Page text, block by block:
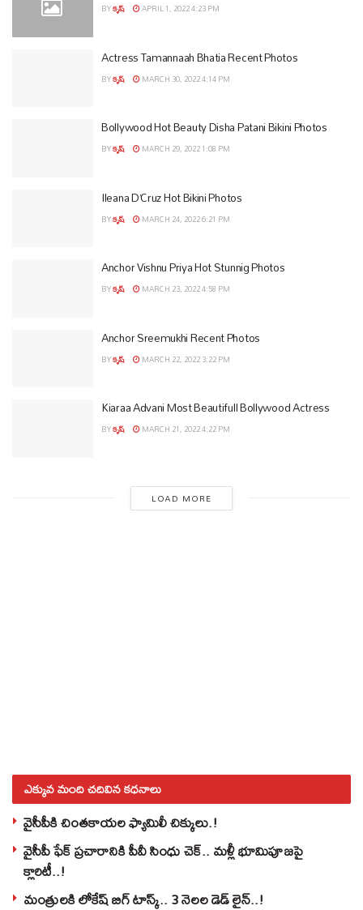
BYకృష్ APRIL 1, 2022 4:23 PM
Actress Tamannaah Bhatia Recent Photos
BYకృష్ MARCH 30, 2022 4:14 PM
Bollywood Hot Beauty Disha Patani Bikini Photos
BYకృష్ MARCH 29, 2022 1:08 PM
Ileana D’Cruz Hot Bikini Photos
BYకృష్ MARCH 24, 2022 6:21 PM
Anchor Vishnu Priya Hot Stunnig Photos
BYకృష్ MARCH 23, 2022 4:58 PM
Anchor Sreemukhi Recent Photos
BYకృష్ MARCH 22, 2022 3:22 PM
Kiaraa Advani Most Beautifull Bollywood Actress
BYకృష్ MARCH 21, 2022 4:22 PM
LOAD MORE
ఎక్కువ మంది చదివిన కధనాలు
వైసీపీకి చింతకాయల ఫ్యామిలీ చిక్కులు.!
వైసీపీ ఫేక్ ప్రచారానికి పీవీ సింధు చెక్.. మళ్లీ భూమిపూజపై
క్లారిటీ..!
మంత్రులకి లోకేష్‌ బిగ్‌ టాస్క్‌.. 3 నెలల డెడ్‌ లైన్‌..!